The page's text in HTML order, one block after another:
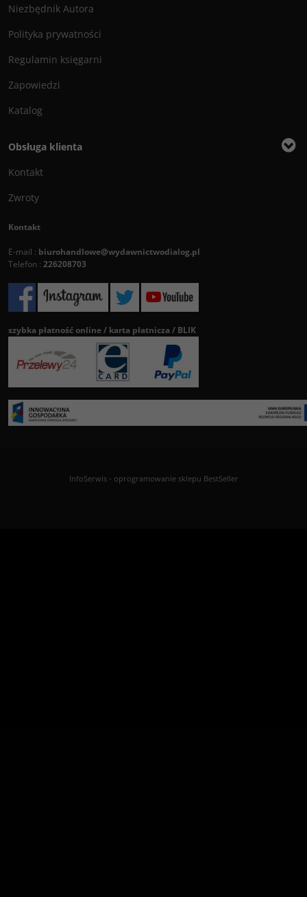
Niezbędnik Autora
Polityka prywatności
Regulamin księgarni
Zapowiedzi
Katalog
Obsługa klienta
Kontakt
Zwroty
Kontakt
E-mail : biurohandlowe@wydawnictwodialog.pl
Telefon : 226208703
szybka płatność online / karta płatnicza / BLIK
InfoSerwis- oprogramowanie sklepu BestSeller